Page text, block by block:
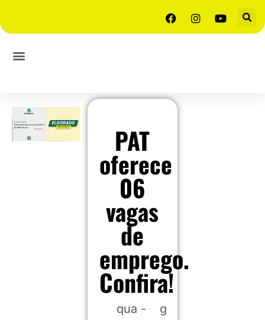
PAT
oferece
06
vagas
de
emprego.
Confira!
qua -
g